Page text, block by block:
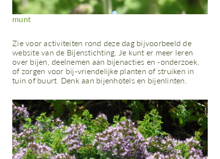
munt
Zie voor activiteiten rond deze dag bijvoorbeeld de
website van de Bijenstichting. Je kunt er meer leren
over bijen, deelnemen aan bijenacties en -onderzoek,
of zorgen voor bij-vriendelijke planten of struiken in
tuin of buurt. Denk aan bijenhotels en bijenlinten.